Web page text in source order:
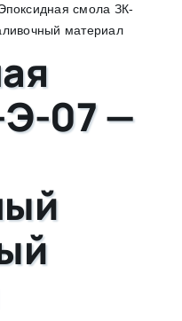
смола ЗК-
материал
07 —